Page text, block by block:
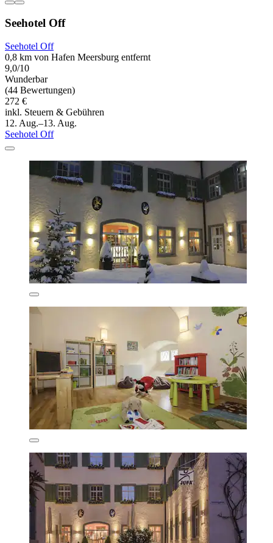
Seehotel Off
Seehotel Off
0,8 km von Hafen Meersburg entfernt
9,0/10
Wunderbar
(44 Bewertungen)
272 €
inkl. Steuern & Gebühren
12. Aug.–13. Aug.
Seehotel Off